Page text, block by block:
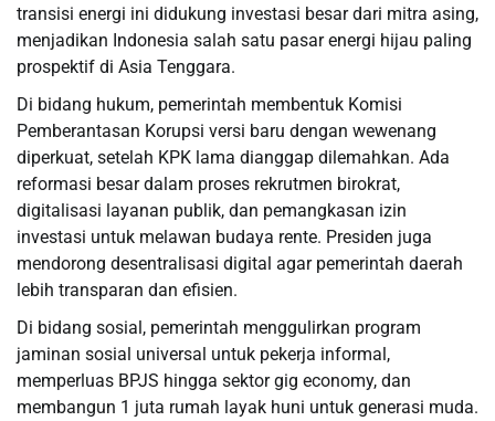
transisi energi ini didukung investasi besar dari mitra asing,
menjadikan Indonesia salah satu pasar energi hijau paling
prospektif di Asia Tenggara.
Di bidang hukum, pemerintah membentuk Komisi
Pemberantasan Korupsi versi baru dengan wewenang
diperkuat, setelah KPK lama dianggap dilemahkan. Ada
reformasi besar dalam proses rekrutmen birokrat,
digitalisasi layanan publik, dan pemangkasan izin
investasi untuk melawan budaya rente. Presiden juga
mendorong desentralisasi digital agar pemerintah daerah
lebih transparan dan efisien.
Di bidang sosial, pemerintah menggulirkan program
jaminan sosial universal untuk pekerja informal,
memperluas BPJS hingga sektor gig economy, dan
membangun 1 juta rumah layak huni untuk generasi muda.